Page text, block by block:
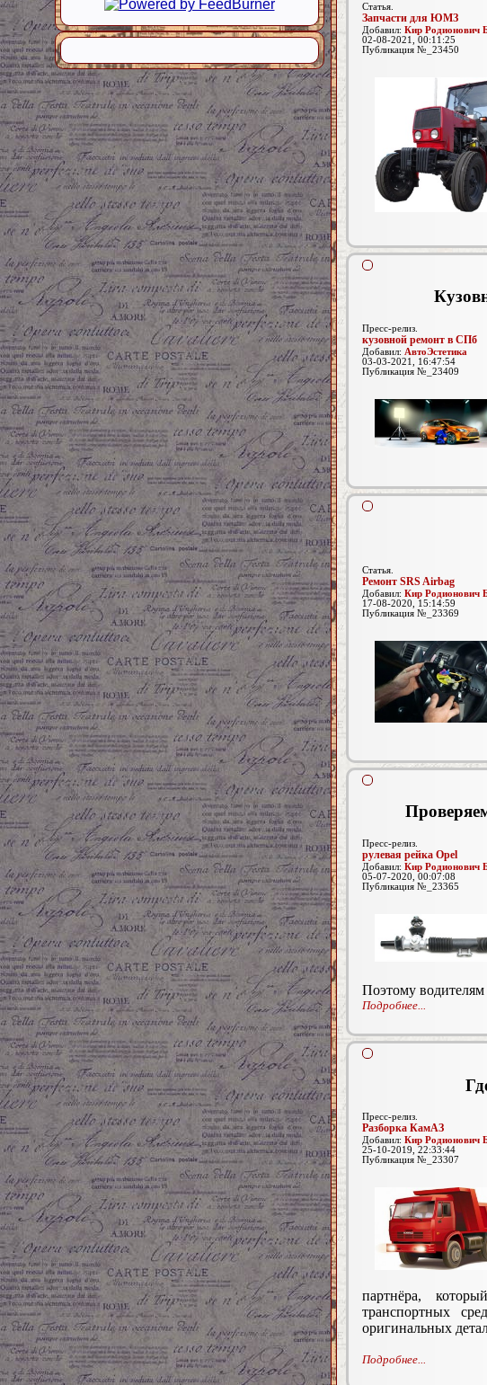
Статья.
Запчасти для ЮМЗ
Добавил: Кир Родионович
02-08-2021, 00:11:25
Публикация №_23450
Пресс-релиз.
кузовной ремонт в СПб
Добавил: АвтоЭстетика
03-03-2021, 16:47:54
Публикация №_23409
Статья.
Ремонт SRS Airbag
Добавил: Кир Родионович
17-08-2020, 15:14:59
Публикация №_23369
Пресс-релиз.
рулевая рейка Opel
Добавил: Кир Родионович
05-07-2020, 00:07:08
Публикация №_23365
Поэтому водителям
Подробнее...
Пресс-релиз.
Разборка КамАЗ
Добавил: Кир Родионович
25-10-2019, 22:33:44
Публикация №_23307
партнёра,
транспортных
оригинальных
Подробнее...